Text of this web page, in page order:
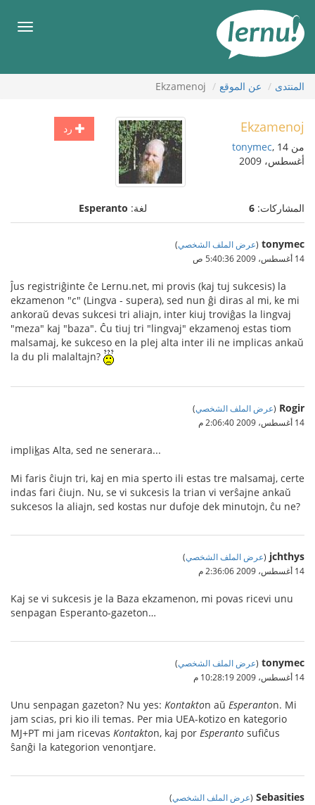
المحتويات
قائمة
المنتدى عن الموقع Ekzamenoj
رد Ekzamenoj
من tonymec, 14
أغسطس، 2009
المشاركات: 6 لغة: Esperanto
tonymec
(عرض الملف الشخصي)
14 أغسطس، 2009 5:40:36 ص
Ĵus registriĝinte ĉe Lernu.net, mi provis (kaj tuj sukcesis) la
ekzamenon "c" (Lingva - supera), sed nun ĝi diras al mi, ke mi
ankoraŭ devas sukcesi tri aliajn, inter kiuj troviĝas la lingvaj
"meza" kaj "baza". Ĉu tiuj tri "lingvaj" ekzamenoj estas tiom
malsamaj, ke sukceso en la plej alta inter ili ne implicas ankaŭ
la du pli malaltajn?
Rogir
(عرض الملف الشخصي)
14 أغسطس، 2009 2:06:40 م
implikas Alta, sed ne senerara...
Mi faris ĉiujn tri, kaj en mia sperto ili estas tre malsamaj, certe
indas fari ĉiujn. Nu, se vi sukcesis la trian vi verŝajne ankaŭ
sukcesos la aliajn, sed kostas nur dufoje dek minutojn, ĉu ne?
jchthys
(عرض الملف الشخصي)
14 أغسطس، 2009 2:36:06 م
Kaj se vi sukcesis je la Baza ekzamenon, mi povas ricevi unu
senpagan Esperanto-gazeton…
tonymec
(عرض الملف الشخصي)
14 أغسطس، 2009 10:28:19 م
Unu senpagan gazeton? Nu yes: Kontakton aŭ Esperanton. Mi
jam scias, pri kio ili temas. Per mia UEA-kotizo en kategorio
MJ+PT mi jam ricevas Kontakton, kaj por Esperanto sufiĉus
ŝanĝi la kategorion venontjare.
Sebasities
(عرض الملف الشخصي)